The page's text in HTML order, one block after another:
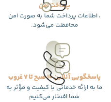
پرداخت امن
، اطلاعات پرداخت شما به صورت امن
محافظت می‌شود.
پاسخگویی آنلاین 10 صبح تا 7 غروب
ما به ارائه خدماتی با کیفیت و مؤثر به
شما افتخار می‌کنیم